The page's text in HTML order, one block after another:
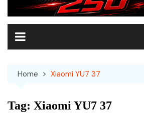
Home Xiaomi YU7 37
Tag: Xiaomi YU7 37